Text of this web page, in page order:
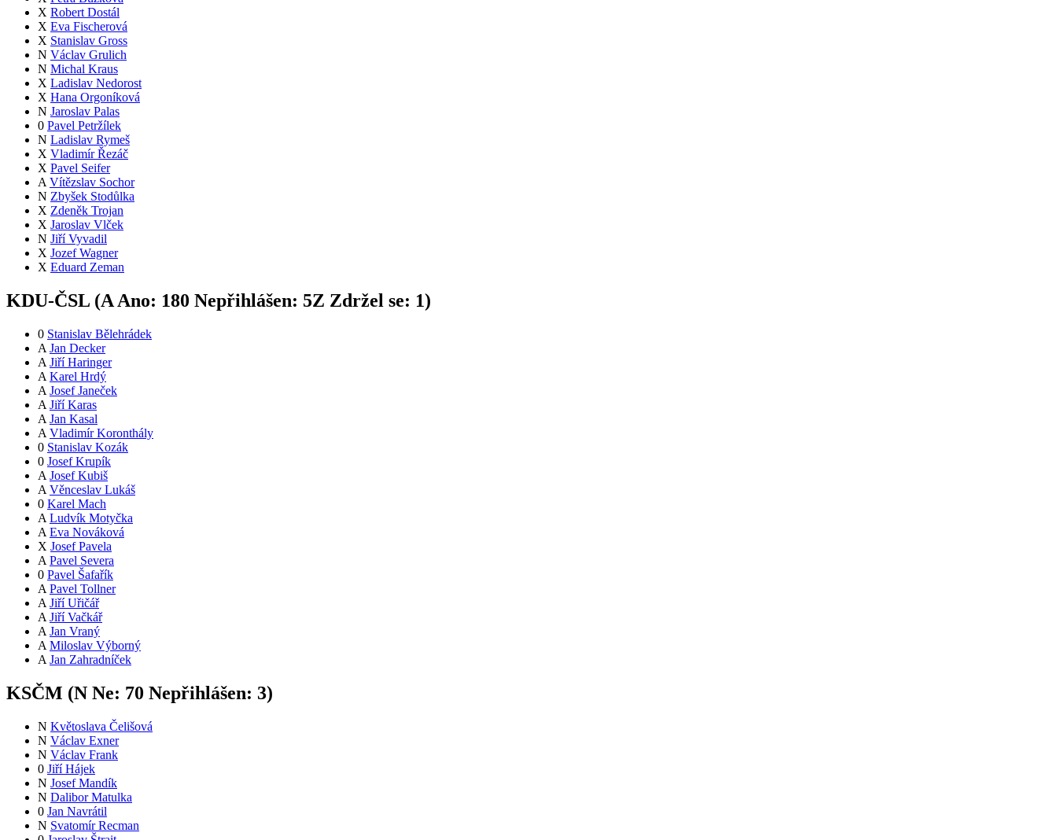
X Robert Dostál
X Eva Fischerová
X Stanislav Gross
N Václav Grulich
N Michal Kraus
X Ladislav Nedorost
X Hana Orgoníková
N Jaroslav Palas
0 Pavel Petržílek
N Ladislav Rymeš
X Vladimír Řezáč
X Pavel Seifer
A Vítězslav Sochor
N Zbyšek Stodůlka
X Zdeněk Trojan
X Jaroslav Vlček
N Jiří Vyvadil
X Jozef Wagner
X Eduard Zeman
KDU-ČSL (A Ano: 180 Nepřihlášen: 5Z Zdržel se: 1)
0 Stanislav Bělehrádek
A Jan Decker
A Jiří Haringer
A Karel Hrdý
A Josef Janeček
A Jiří Karas
A Jan Kasal
A Vladimír Koronthály
0 Stanislav Kozák
0 Josef Krupík
A Josef Kubiš
A Věnceslav Lukáš
0 Karel Mach
A Ludvík Motyčka
A Eva Nováková
X Josef Pavela
A Pavel Severa
0 Pavel Šafařík
A Pavel Tollner
A Jiří Uřičář
A Jiří Vačkář
A Jan Vraný
A Miloslav Výborný
A Jan Zahradníček
KSČM (N Ne: 70 Nepřihlášen: 3)
N Květoslava Čelišová
N Václav Exner
N Václav Frank
0 Jiří Hájek
N Josef Mandík
N Dalibor Matulka
0 Jan Navrátil
N Svatomír Recman